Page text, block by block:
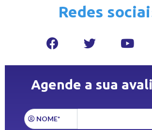
Redes
Agende a sua
NOME*